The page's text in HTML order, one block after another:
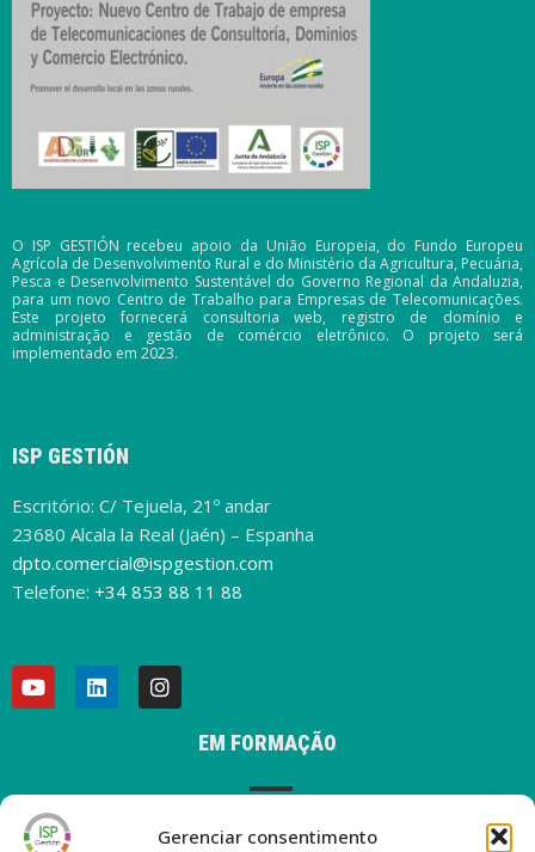
Gerenciar consentimento
O ISP GESTIÓN recebeu apoio da União Europeia, do Fundo Europeu
Agrícola de Desenvolvimento Rural e do Ministério da Agricultura, Pecuária,
Pesca e Desenvolvimento Sustentável do Governo Regional da Andaluzia,
para um novo Centro de Trabalho para Empresas de Telecomunicações.
Este projeto fornecerá consultoria web, registro de domínio e
administração e gestão de comércio eletrônico. O projeto será
implementado em 2023.
ISP GESTIÓN
Escritório: C/ Tejuela, 21º andar
23680 Alcala la Real (Jaén) – Espanha
dpto.comercial@ispgestion.com
Telefone: +34 853 88 11 88
EM FORMAÇÃO